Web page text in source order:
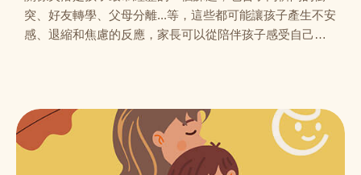
突、好友轉學、父母分離...等，這些都可能讓孩子產生不安
感、退縮和焦慮的反應，家長可以從陪伴孩子感受自己情